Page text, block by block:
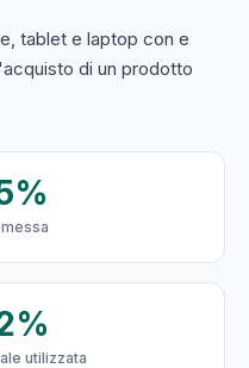
tablet e laptop con e
di un prodotto
utilizzata